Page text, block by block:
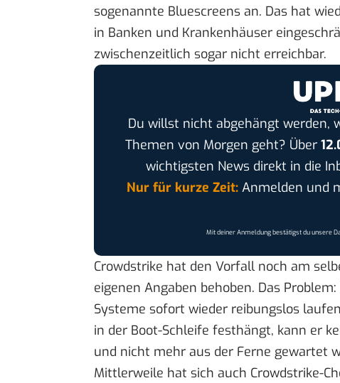
sogenannte Bluescreens an. Das hat
in Banken und Krankenhäuser
zwischenzeitlich sogar nicht erreichbar.
Du willst nicht abgehängt werden,
Themen von Morgen geht? Über
wichtigsten News direkt in die
Nur für kurze Zeit:Anmelden und
Mit deiner Anmeldung bestätigst du unsere
Crowdstrike hat den Vorfall noch am
eigenen Angaben behoben. Das
Systeme sofort wieder reibungslos
in der Boot-Schleife festhängt, kann er
und nicht mehr aus der Ferne gewartet
Mittlerweile hat sich auch Crowdstrike-